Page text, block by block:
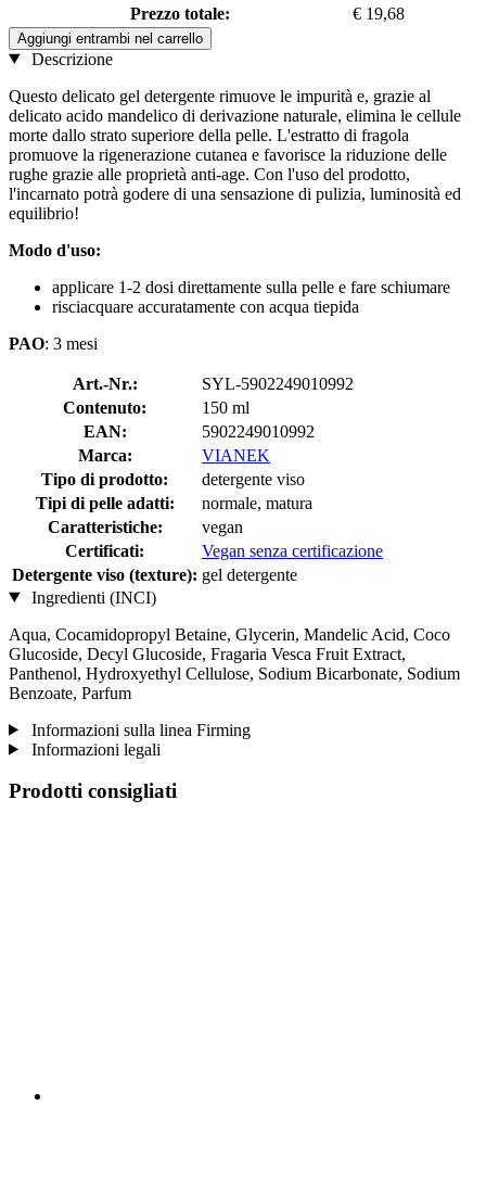
Prezzo totale:
€ 19,68
Aggiungi entrambi nel carrello
Descrizione
Questo delicato gel detergente rimuove le impurità e, grazie al
delicato acido mandelico di derivazione naturale, elimina le cellule
morte dallo strato superiore della pelle. L'estratto di fragola
promuove la rigenerazione cutanea e favorisce la riduzione delle
rughe grazie alle proprietà anti-age. Con l'uso del prodotto,
l'incarnato potrà godere di una sensazione di pulizia, luminosità ed
equilibrio!
Modo d'uso:
applicare 1-2 dosi direttamente sulla pelle e fare schiumare
risciacquare accuratamente con acqua tiepida
PAO: 3 mesi
Art.-Nr.:
SYL-5902249010992
Contenuto:
150 ml
EAN:
5902249010992
Marca:
VIANEK
Tipo di prodotto:
detergente viso
Tipi di pelle adatti:
normale, matura
Caratteristiche:
vegan
Certificati:
Vegan senza certificazione
Detergente viso (texture): gel detergente
Ingredienti (INCI)
Aqua, Cocamidopropyl Betaine, Glycerin, Mandelic Acid, Coco
Glucoside, Decyl Glucoside, Fragaria Vesca Fruit Extract,
Panthenol, Hydroxyethyl Cellulose, Sodium Bicarbonate, Sodium
Benzoate, Parfum
Informazioni sulla linea Firming
Informazioni legali
Prodotti consigliati